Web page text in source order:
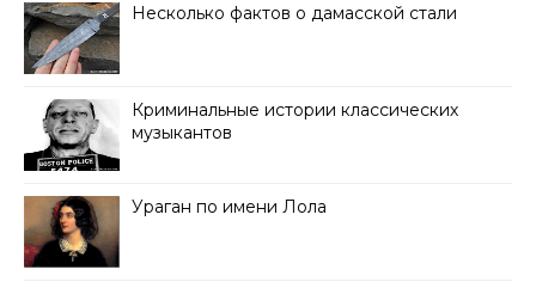
Несколько фактов о дамасской стали
Криминальные истории классических
музыкантов
Ураган по имени Лола